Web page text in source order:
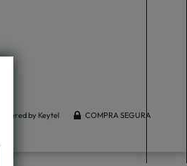
Powered by Keytel COMPRA SEGURA